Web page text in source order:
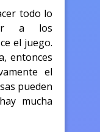
todo lo
a los
el juego.
entonces
el
pueden
mucha